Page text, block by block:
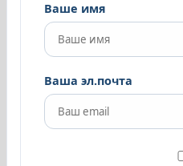
Ваше имя
Ваша эл.почта